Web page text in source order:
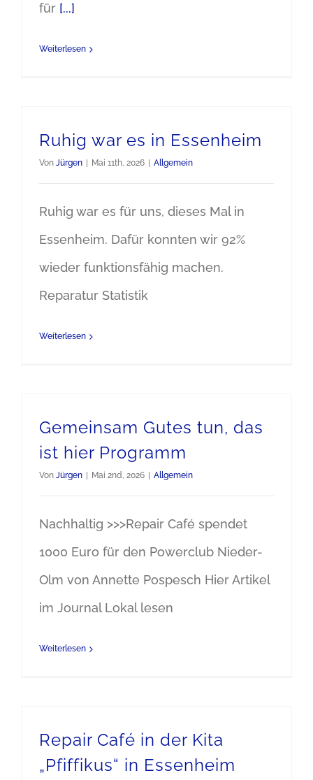
für [...]
Weiterlesen
Ruhig war es in Essenheim
Von Jürgen Mai 11th, 2026 Allgemein
Ruhig war es für uns, dieses Mal in
Essenheim. Dafür konnten wir 92%
wieder funktionsfähig machen.
Reparatur Statistik
Weiterlesen
Gemeinsam Gutes tun, das
ist hier Programm
Von Jürgen Mai 2nd, 2026 Allgemein
Nachhaltig >>>Repair Café spendet
1000 Euro für den Powerclub Nieder-
Olm von Annette Pospesch Hier Artikel
im Journal Lokal lesen
Weiterlesen
Repair Café in der Kita
„Pfiffikus“ in Essenheim